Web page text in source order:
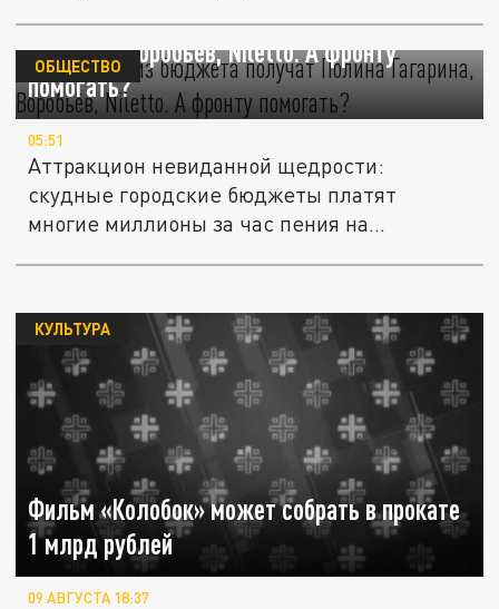
Миллионы из бюджета получат Полина
Гагарина, Воробьёв, Niletto. А фронту
помогать?
ОБЩЕСТВО
05:51
Аттракцион невиданной щедрости:
скудные городские бюджеты платят
многие миллионы за час пения на
Фильм «Колобок» может собрать в прокате
1 млрд рублей
КУЛЬТУРА
09 АВГУСТА 18:37